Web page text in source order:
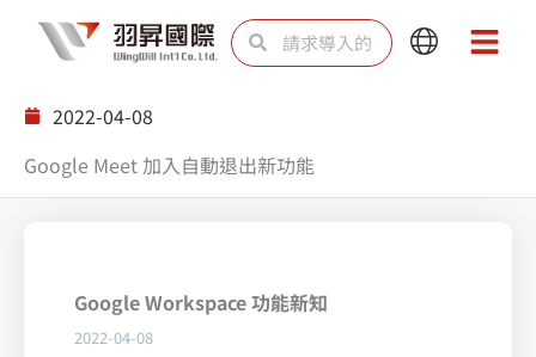
SearchSearch
Main
Main
2022-04-08
Google Meet 加入自動退出新功能
Google Workspace 功能新知
2022-04-08